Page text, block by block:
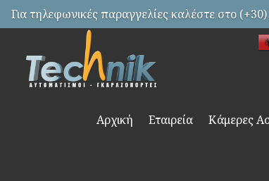
Για τηλεφωνικές παραγγελίες καλέστε στο
Αρχική Εταιρεία Κάμερες